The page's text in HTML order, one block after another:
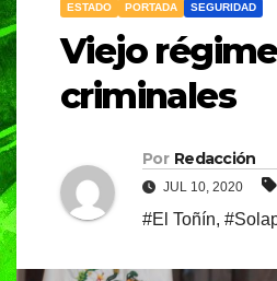
ESTADO PORTADA SEGURIDAD
Viejo
criminales
Por Redacción
JUL 10, 2020
#El Toñín,